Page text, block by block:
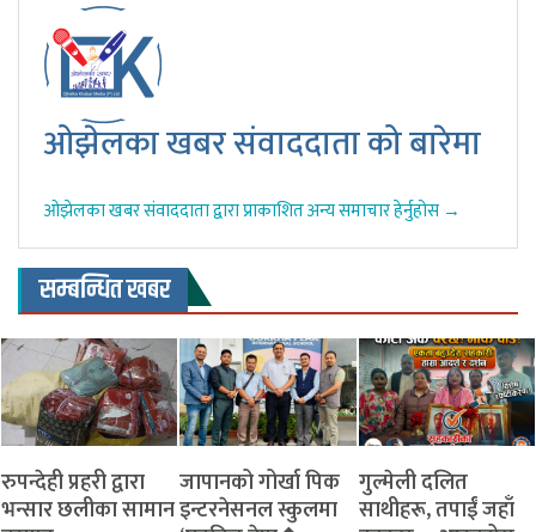
ओझेलका खबर संवाददाता को बारेमा
ओझेलका खबर संवाददाता द्वारा प्राकाशित अन्य समाचार हेर्नुहोस →
सम्बन्धित खबर
रुपन्देही प्रहरी द्वारा
भन्सार छलीका सामान
जापानको गोर्खा पिक
इन्टरनेसनल स्कुलमा
​गुल्मेली दलित
साथीहरू, तपाईं जहाँ